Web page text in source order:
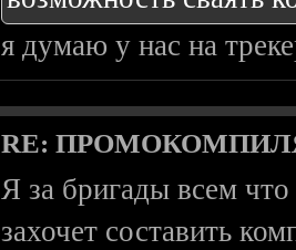
я думаю у нас на
RE:
Я за бригады всем
захочет составить